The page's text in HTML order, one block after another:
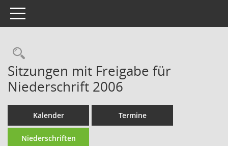
Toggle navigation
Rechercheauswahl
Sitzungen mit Freigabe für
Niederschrift 2006
Kalender Termine
Niederschriften